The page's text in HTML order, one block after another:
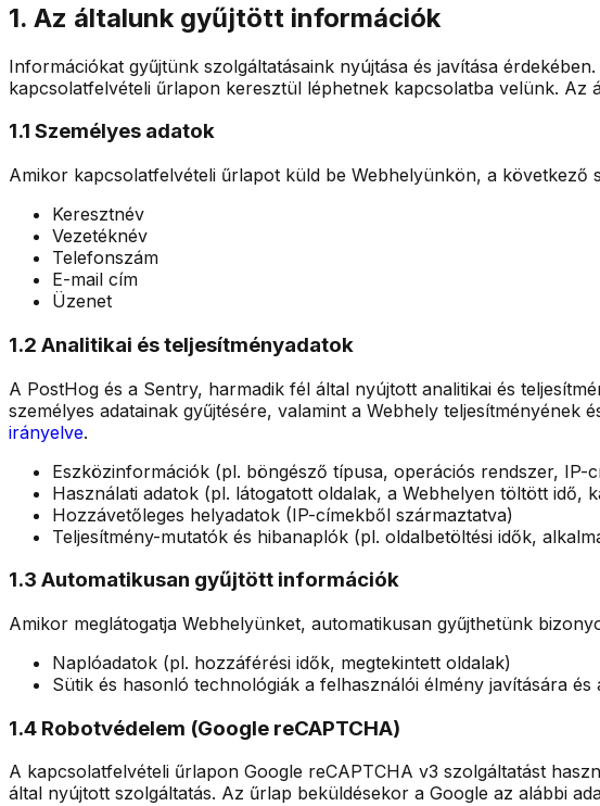
1. Az általunk gyűjtött információk
Információkat gyűjtünk szolgáltatásaink nyújtása és javítása
kapcsolatfelvételi űrlapon keresztül léphetnek kapcsolatba velünk. Az
1.1 Személyes adatok
Amikor kapcsolatfelvételi űrlapot küld be Webhelyünkön, a következő
Keresztnév
Vezetéknév
Telefonszám
E-mail cím
Üzenet
1.2 Analitikai és teljesítményadatok
A PostHog és a Sentry, harmadik fél által nyújtott analitikai és
személyes adatainak gyűjtésére, valamint a Webhely teljesítményének
irányelve.
Eszközinformációk (pl. böngésző típusa, operációs rendszer, IP-
Használati adatok (pl. látogatott oldalak, a Webhelyen töltött idő,
Hozzávetőleges helyadatok (IP-címekből származtatva)
Teljesítmény-mutatók és hibanaplók (pl. oldalbetöltési idők,
1.3 Automatikusan gyűjtött információk
Amikor meglátogatja Webhelyünket, automatikusan gyűjthetünk
Naplóadatok (pl. hozzáférési idők, megtekintett oldalak)
Sütik és hasonló technológiák a felhasználói élmény javítására
1.4 Robotvédelem (Google reCAPTCHA)
A kapcsolatfelvételi űrlapon Google reCAPTCHA v3 szolgáltatást
által nyújtott szolgáltatás. Az űrlap beküldésekor a Google az alábbi